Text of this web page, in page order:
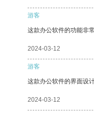
游客
这款办公软件的功能非
2024-03-12
游客
这款办公软件的界面设
2024-03-12